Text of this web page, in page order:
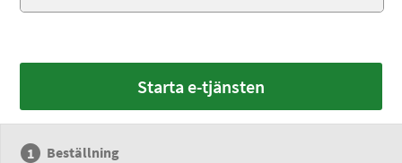
Starta e-tjänsten
Beställning